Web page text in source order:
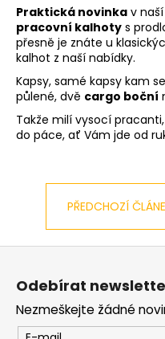
Praktická novinka v
pracovní kalhoty s
přesně je znáte u
kalhot z naší nabídky.
Kapsy, samé kapsy kam
půlené, dvě cargo boční
Takže milí vysocí pracanti,
do páce, ať Vám jde od
PŘEDCHOZÍ
t
ř
e
b
u
j
e
j
t
?
Z
Odebírat
Nezmeškejte žádné